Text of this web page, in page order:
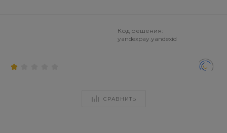
Код решения:
yandexpay.yandexid
СРАВНИТЬ